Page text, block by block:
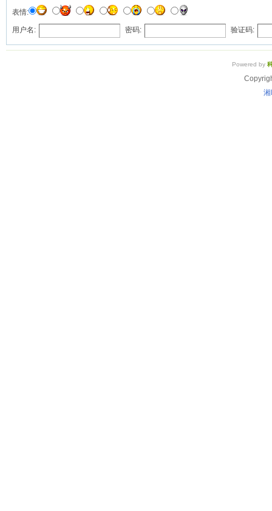
表情:
用户名: 密码: 验证码:
Powered by